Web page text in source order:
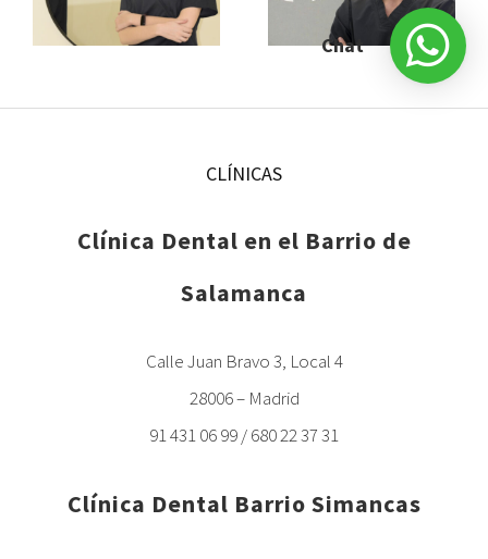
CLÍNICAS
Clínica Dental en el Barrio de
Salamanca
Calle Juan Bravo 3, Local 4
28006 – Madrid
91 431 06 99 / 680 22 37 31
Clínica Dental Barrio Simancas
Chat